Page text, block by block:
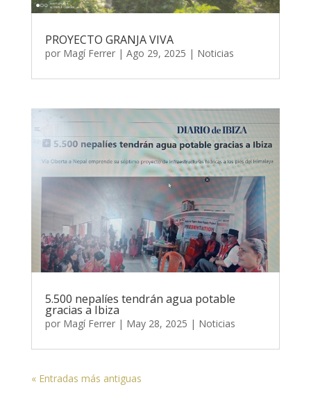
PROYECTO GRANJA VIVA
por Magí Ferrer| Ago 29, 2025 | Noticias
5.500 nepalíes tendrán agua potable
gracias a Ibiza
por Magí Ferrer| May 28, 2025 | Noticias
« Entradas más antiguas